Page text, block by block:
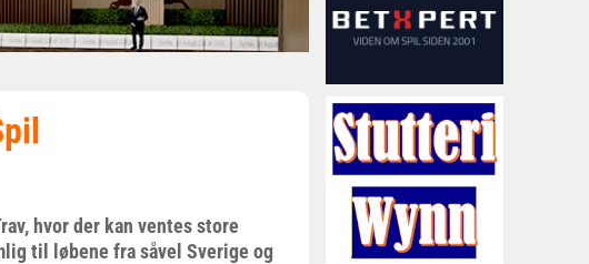
hvor der kan ventes store
til løbene fra såvel Sverige og